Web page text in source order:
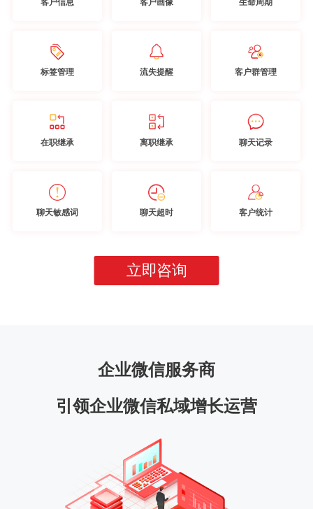
标签管理 流失提醒 客户群管理
在职继承 离职继承 聊天记录
聊天敏感词 聊天超时 客户统计
立即咨询
企业微信服务商
引领企业微信私域增长运营